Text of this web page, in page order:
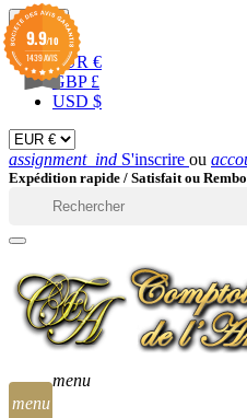
EUR 
EUR €
GBP £
USD $
assignment_ind S'inscrire ou
Expédition rapide / Satisfait ou
menu
menu
9.9/10
1439 AVIS